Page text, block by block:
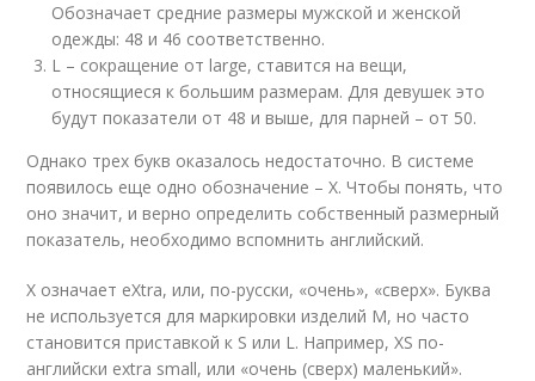
Обозначает средние размеры мужской и женской
одежды: 48 и 46 соответственно.
L – сокращение от large, ставится на вещи,
относящиеся к большим размерам. Для девушек это
будут показатели от 48 и выше, для парней – от 50.
Однако трех букв оказалось недостаточно. В системе
появилось еще одно обозначение – X. Чтобы понять, что
оно значит, и верно определить собственный размерный
показатель, необходимо вспомнить английский.
X означает eXtra, или, по-русски, «очень», «сверх». Буква
не используется для маркировки изделий M, но часто
становится приставкой к S или L. Например, XS по-
английски extra small, или «очень (сверх) маленький».